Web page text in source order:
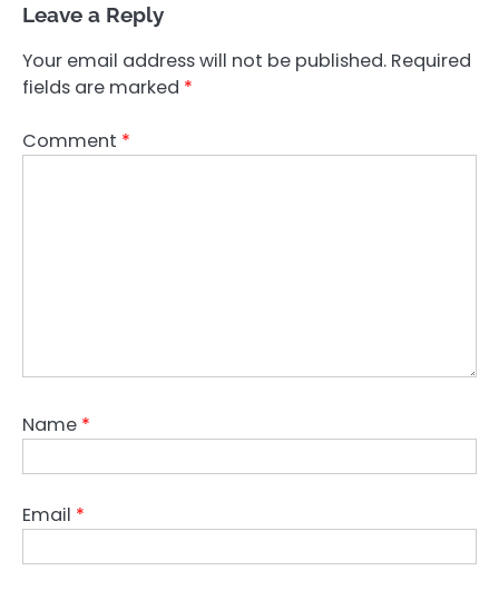
Leave a Reply
Your email address will not be published. Required
fields are marked *
Comment *
Name *
Email *